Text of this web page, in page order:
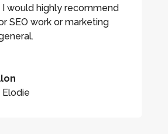
I would highly recommend
SEO work or marketing
Elodie